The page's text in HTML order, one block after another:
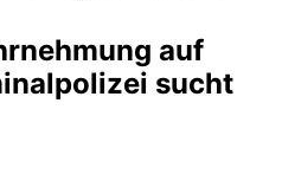
Uhr. Ein 50-jäh…
auf
sucht